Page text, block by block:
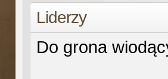
Liderzy
Do grona